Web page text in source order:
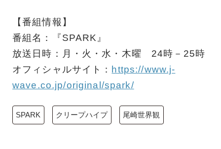
【番組情報】
番組名：『SPARK』
放送日時：月・火・水・木曜 24時－25時
オフィシャルサイト： https://www.j-
wave.co.jp/original/spark/
SPARK クリープハイプ 尾崎世界観